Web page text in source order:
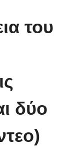
του
δύο